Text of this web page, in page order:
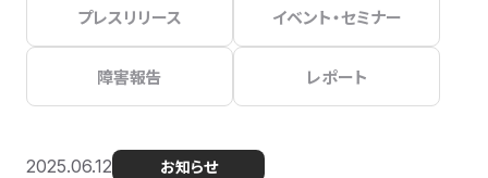
プレスリリース イベント・セミナー
障害報告 レポート
2025.06.12 お知らせ